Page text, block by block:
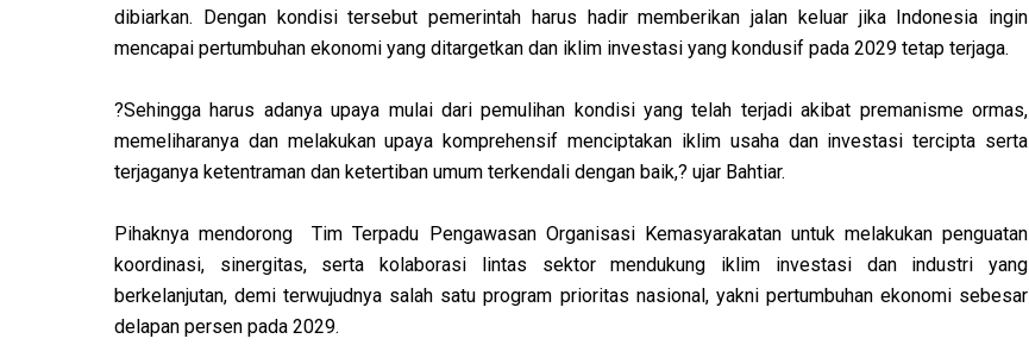
dibiarkan. Dengan kondisi tersebut pemerintah harus hadir memberikan jalan keluar jika Indonesia ingin
mencapai pertumbuhan ekonomi yang ditargetkan dan iklim investasi yang kondusif pada 2029 tetap terjaga.
?Sehingga harus adanya upaya mulai dari pemulihan kondisi yang telah terjadi akibat premanisme ormas,
memeliharanya dan melakukan upaya komprehensif menciptakan iklim usaha dan investasi tercipta serta
terjaganya ketentraman dan ketertiban umum terkendali dengan baik,? ujar Bahtiar.
Pihaknya mendorong Tim Terpadu Pengawasan Organisasi Kemasyarakatan untuk melakukan penguatan
koordinasi, sinergitas, serta kolaborasi lintas sektor mendukung iklim investasi dan industri yang
berkelanjutan, demi terwujudnya salah satu program prioritas nasional, yakni pertumbuhan ekonomi sebesar
delapan persen pada 2029.